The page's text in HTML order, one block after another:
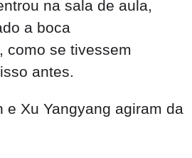
na sala de aula,
a boca
como se tivessem
antes.
e Xu Yangyang agiram da